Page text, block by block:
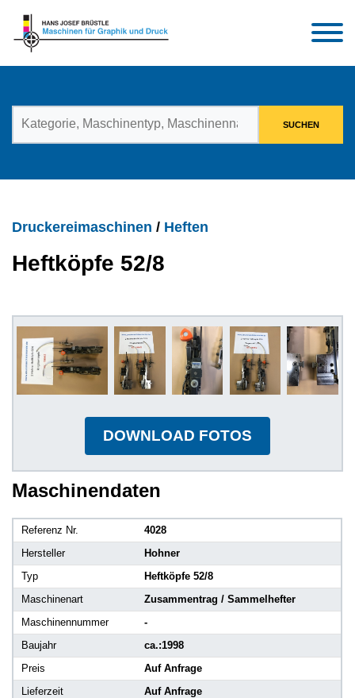
Druckereimaschinen / Heften
Heftköpfe 52/8
DOWNLOAD FOTOS
Maschinendaten
Referenz Nr.
4028
Hersteller
Hohner
Typ
Heftköpfe 52/8
Maschinenart
Zusammentrag / Sammelhefter
Maschinennummer
-
Baujahr
ca.:1998
Preis
Auf Anfrage
Lieferzeit
Auf Anfrage